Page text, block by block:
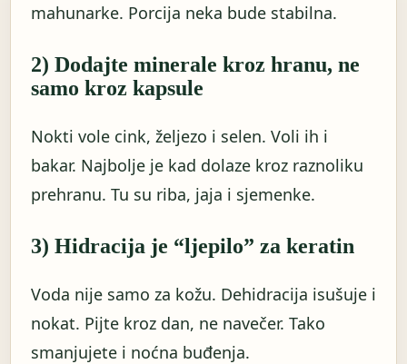
mahunarke. Porcija neka bude stabilna.
2) Dodajte minerale kroz hranu, ne
samo kroz kapsule
Nokti vole cink, željezo i selen. Voli ih i
bakar. Najbolje je kad dolaze kroz raznoliku
prehranu. Tu su riba, jaja i sjemenke.
3) Hidracija je “ljepilo” za keratin
Voda nije samo za kožu. Dehidracija isušuje i
nokat. Pijte kroz dan, ne navečer. Tako
smanjujete i noćna buđenja.